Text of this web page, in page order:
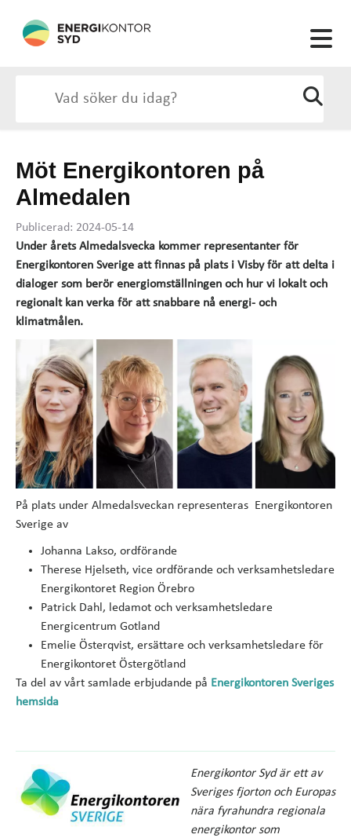
Möt Energikontoren på
Almedalen
Publicerad: 2024-05-14
Under årets Almedalsvecka kommer representanter för
Energikontoren Sverige att finnas på plats i Visby för att delta i
dialoger som berör energiomställningen och hur vi lokalt och
regionalt kan verka för att snabbare nå energi- och
klimatmålen.
På plats under Almedalsveckan representeras Energikontoren
Sverige av
Johanna Lakso, ordförande
Therese Hjelseth, vice ordförande och verksamhetsledare
Energikontoret Region Örebro
Patrick Dahl, ledamot och verksamhetsledare
Energicentrum Gotland
Emelie Österqvist, ersättare och verksamhetsledare för
Energikontoret Östergötland
Ta del av vårt samlade erbjudande på Energikontoren Sveriges
hemsida
Energikontor Syd är ett av
Sveriges fjorton och Europas
nära fyrahundra regionala
energikontor som